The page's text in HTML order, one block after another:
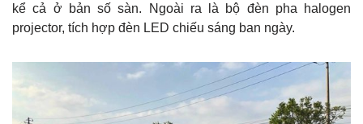
kể cả ở bản số sàn. Ngoài ra là bộ đèn pha halogen
projector, tích hợp đèn LED chiếu sáng ban ngày.